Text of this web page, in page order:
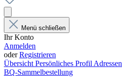
Menü schließen
Ihr Konto
Anmelden
oderRegistrieren
Übersicht Persönliches Profil Adressen
BQ-Sammelbestellung